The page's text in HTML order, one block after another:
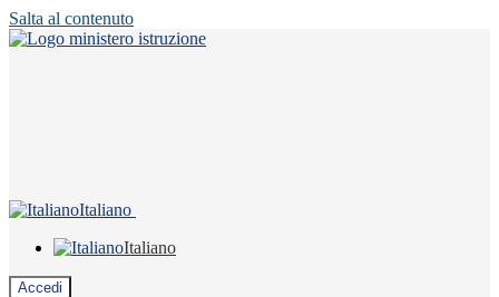
Salta al contenuto
Italiano
Italiano
Accedi